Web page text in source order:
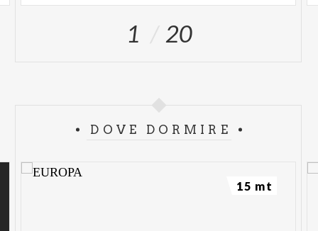
1 20
DOVE DORMIRE
15 mt